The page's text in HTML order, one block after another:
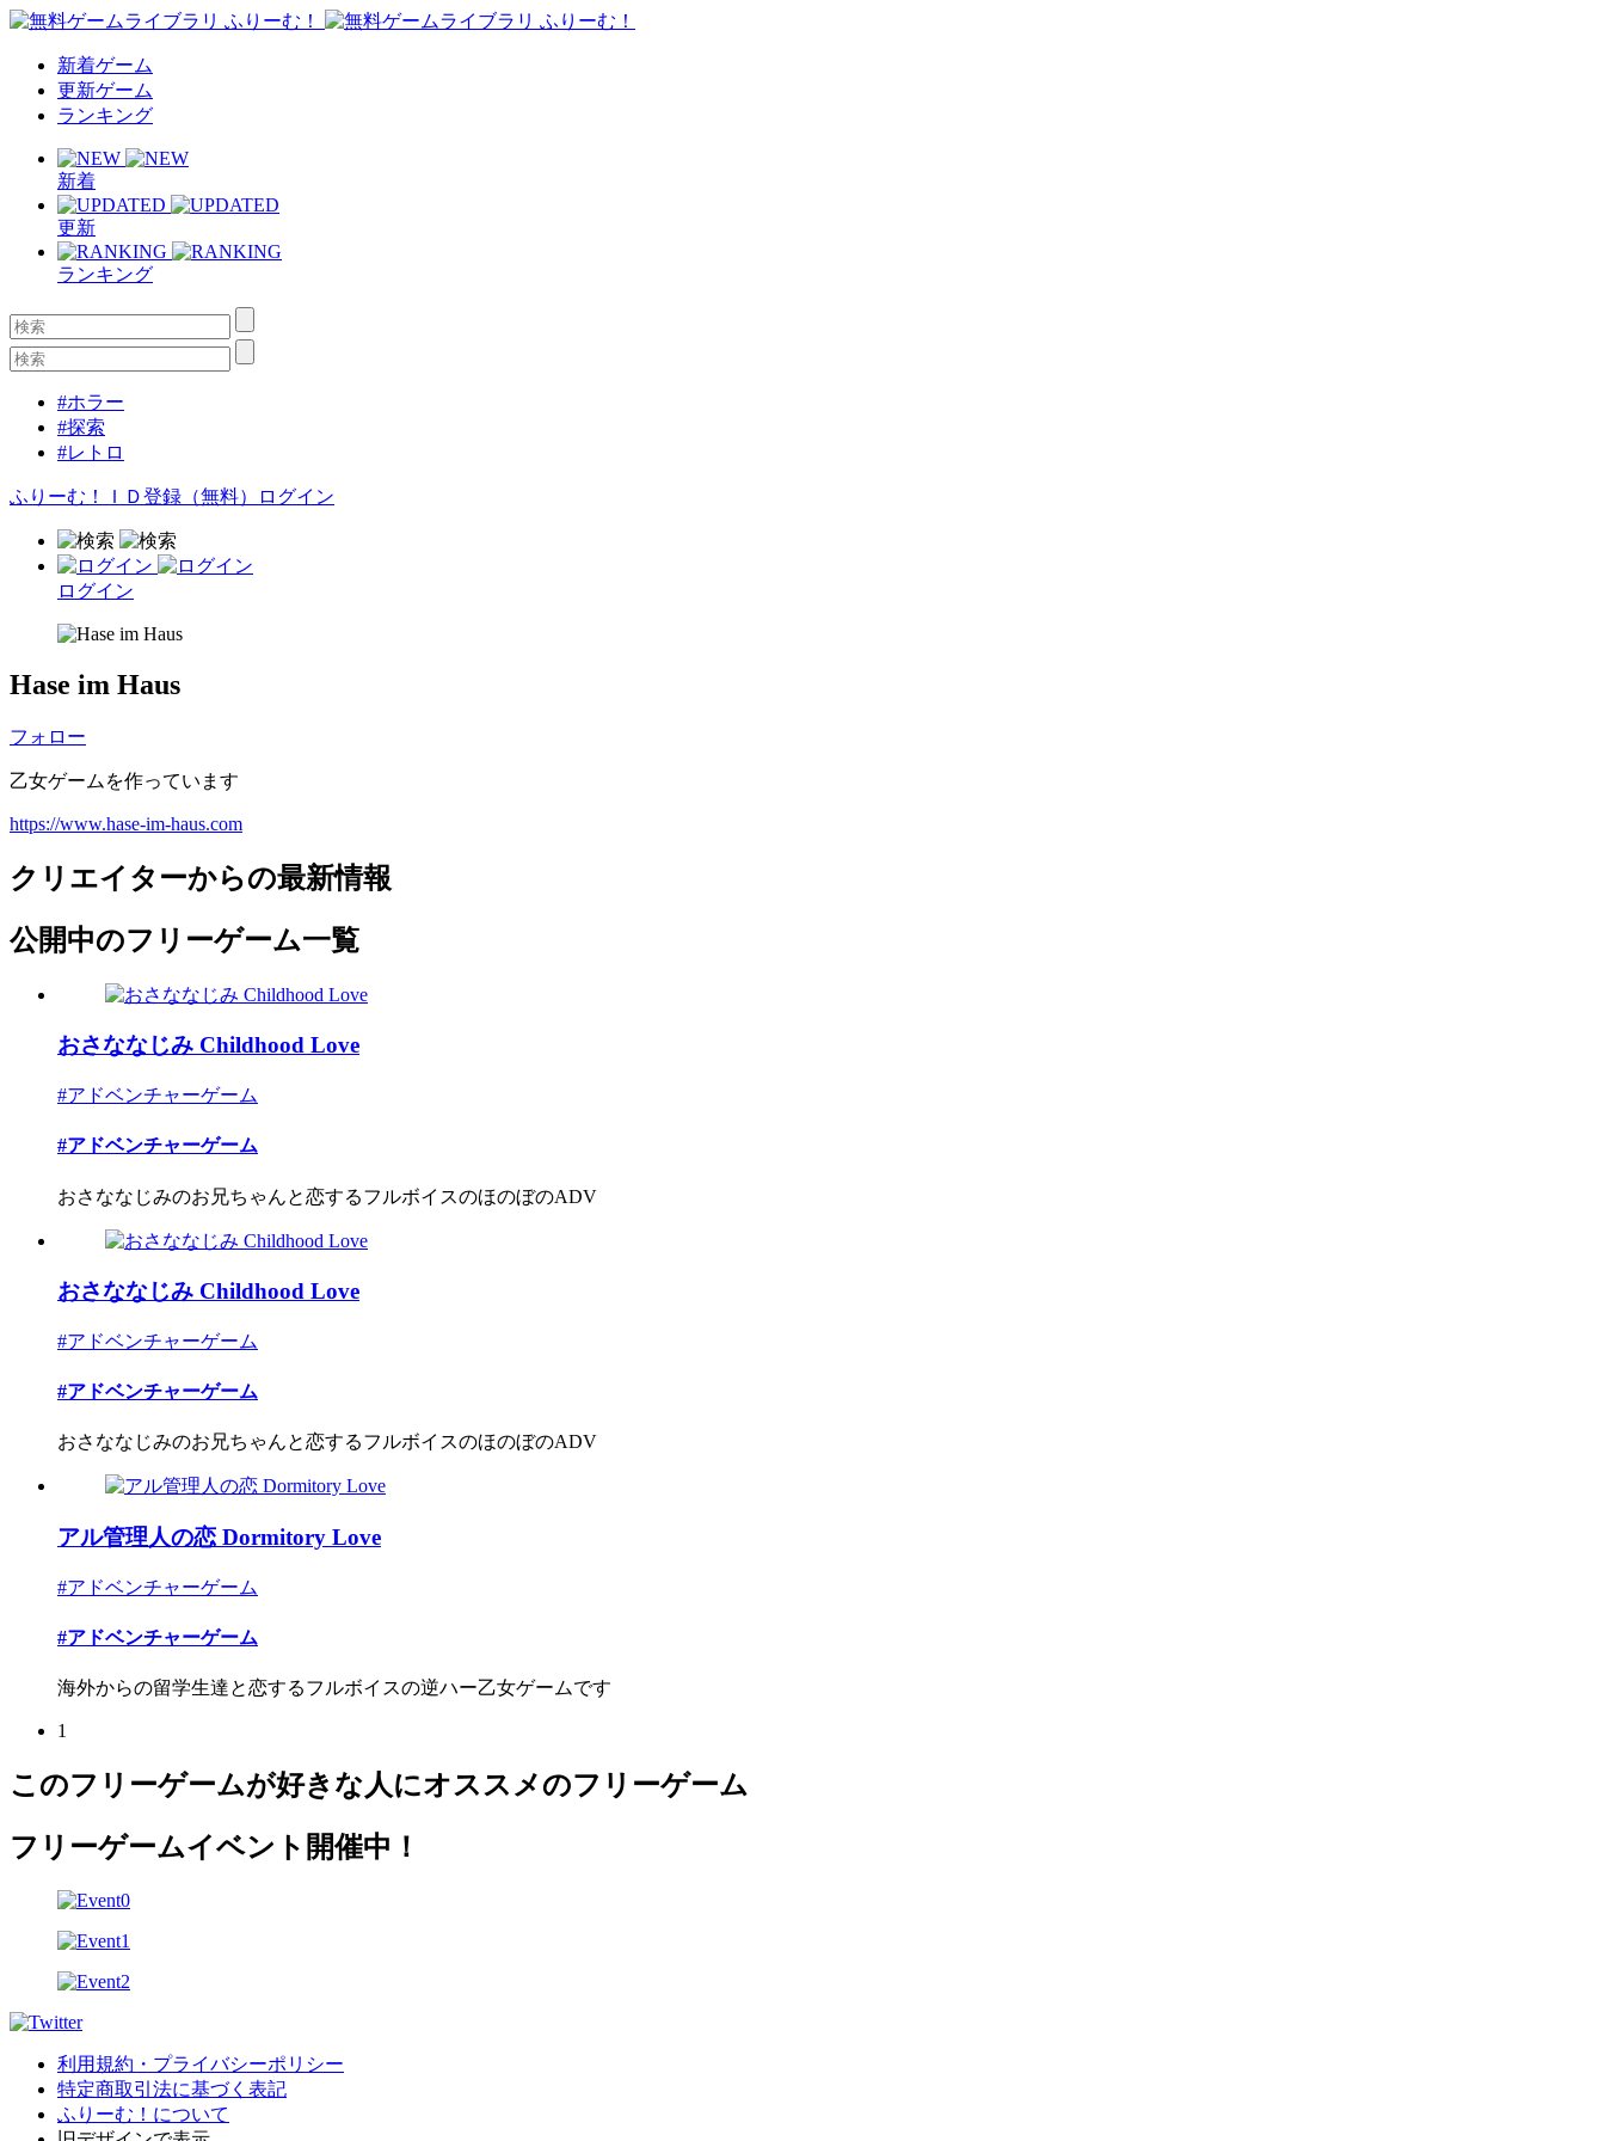
新着ゲーム
更新ゲーム
ランキング
新着
更新
ランキング
#ホラー
#探索
#レトロ
ふりーむ！ＩＤ登録（無料） ログイン
ログイン
Hase im Haus
フォロー
乙女ゲームを作っています
https://www.hase-im-haus.com
クリエイターからの最新情報
公開中のフリーゲーム一覧
おさななじみ Childhood Love
#アドベンチャーゲーム
#アドベンチャーゲーム
おさななじみのお兄ちゃんと恋するフルボイスのほのぼのADV
おさななじみ Childhood Love
#アドベンチャーゲーム
#アドベンチャーゲーム
おさななじみのお兄ちゃんと恋するフルボイスのほのぼのADV
アル管理人の恋 Dormitory Love
#アドベンチャーゲーム
#アドベンチャーゲーム
海外からの留学生達と恋するフルボイスの逆ハー乙女ゲームです
1
このフリーゲームが好きな人にオススメのフリーゲーム
フリーゲームイベント開催中！
利用規約・プライバシーポリシー
特定商取引法に基づく表記
ふりーむ！について